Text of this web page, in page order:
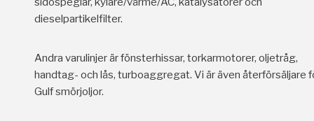
dieselpartikelfilter.
Andra varulinjer är fönsterhissar, torkarmotorer, oljetråg,
handtag- och lås, turboaggregat. Vi är även återförsäljare
Gulf smörjoljor.